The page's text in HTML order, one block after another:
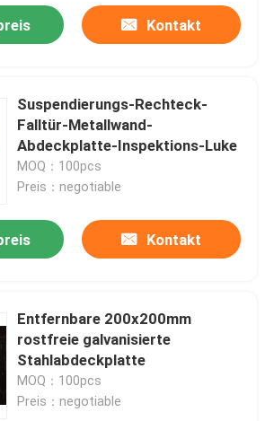
uns in Verbindung
Zitat
Kontakt
Suspendierungs-Rechteck-
Falltür-Metallwand-
Abdeckplatte-Inspektions-Luke
MOQ：100pcs
Preis：negotiable
Kontakt
Entfernbare 200x200mm
rostfreie galvanisierte
Stahlabdeckplatte
MOQ：100pcs
Preis：negotiable